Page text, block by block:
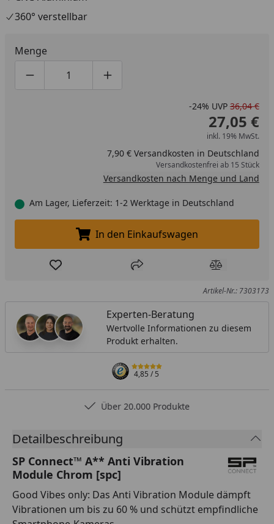
360° verstellbar
Menge
Produktmenge um eins verringern
Produktmenge manuell eingeben
Produktmenge um eins erhöhen
-24% UVP 36,04 €
27,05 €
inkl. 19% MwSt.
7,90 € Versandkosten in Deutschland
Versandkostenfrei ab 15 Stück
Versandkosten nach Menge und Land
Am Lager, Lieferzeit: 1-2 Werktage in Deutschland
In den Einkaufswagen legen
In den Einkaufswagen
Produkt zur Wunschliste hinzufügen
Teilen Produkt
Artikel-Nr.: 7303173
Experten-Beratung
Wertvolle Informationen zu diesem
Produkt erhalten.
4,85/ 5
Über 20.000 Produkte
Detailbeschreibung
SP Connect™ A** Anti Vibration
Module Chrom [spc]
Good Vibes only: Das Anti Vibration Module dämpft
Vibrationen um bis zu 60 % und schützt empfindliche